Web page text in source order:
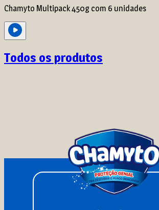
Chamyto Multipack 450g com 6 unidades
Todos os produtos